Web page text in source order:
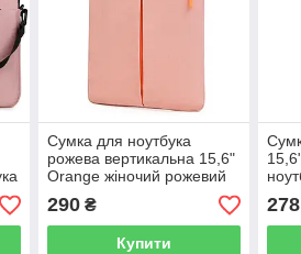
Сумка для ноутбука
рожева вертикальна 15,6"
Orange жіночий рожевий
чохол з помаранчевими
вставками для ноутбуку 15
дюймів
290₴
Купити
278